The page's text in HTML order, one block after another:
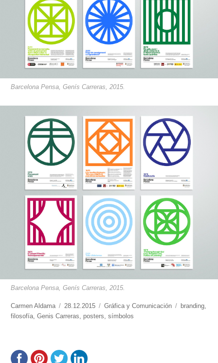
Barcelona Pensa, Genís Carreras, 2015.
Barcelona Pensa, Genís Carreras, 2015.
https://www.experimenta.es/author/carmen-
aldama/
Carmen Aldama
Publicado
el
28.12.2015 Categorías
Gráfica y Comunicación Etiquetas
branding,
filosofía,Genis Carreras, posters,símbolos